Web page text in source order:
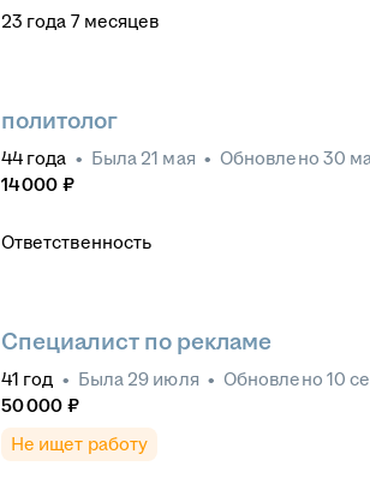
23 года 7 месяцев
политолог
44 года • Была 21 мая • Обновлено 30
14 000 ₽
Ответственность
Специалист по рекламе
41 год • Была 29 июля • Обновлено 10
50 000 ₽
Не ищет работу